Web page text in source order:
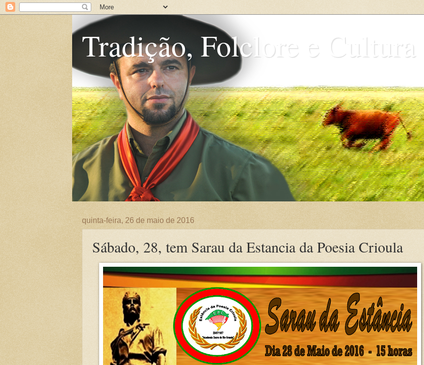
Tradição, Folclore e Cultura
quinta-feira, 26 de maio de 2016
Sábado, 28, tem Sarau da Estancia da Poesia Crioula